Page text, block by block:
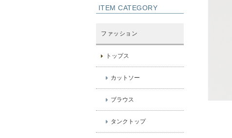
ITEM CATEGORY
ファッション
トップス
カットソー
ブラウス
タンクトップ